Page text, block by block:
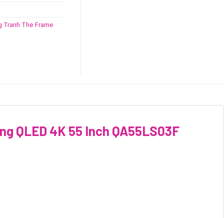
Tranh The Frame
QLED 4K 55 Inch QA55LS03F